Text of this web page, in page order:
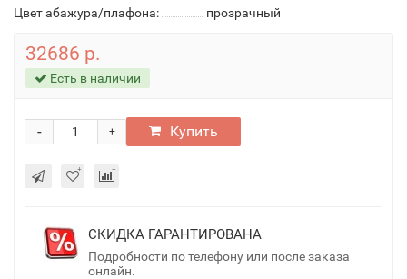
Цвет абажура/плафона:
прозрачный
32686 р.
Есть в наличии
+
- Купить
СКИДКА ГАРАНТИРОВАНА
Подробности по телефону или после заказа
онлайн.